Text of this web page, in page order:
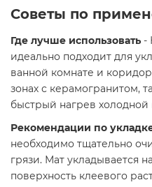
Советы по
Где лучше использовать -
идеально подходит для
ванной комнате и
зонах с керамогранитом,
быстрый нагрев холодной
Рекомендации по
необходимо тщательно
грязи. Мат укладывается
поверхность клеевого